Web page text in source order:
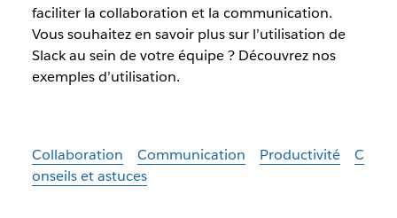
faciliter la collaboration et la communication.
Vous souhaitez en savoir plus sur l’utilisation de
Slack au sein de votre équipe ? Découvrez nos
exemples d’utilisation.
Collaboration Communication Productivité
C
onseils et astuces